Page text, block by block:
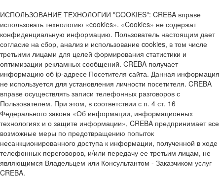
ИСПОЛЬЗОВАНИЕ ТЕХНОЛОГИИ "COOKIES": CREBA вправе
использовать технологию «cookies». «Cookies» не содержат
конфиденциальную информацию. Пользователь настоящим дает
согласие на сбор, анализ и использование cookies, в том числе
третьими лицами для целей формирования статистики и
оптимизации рекламных сообщений. CREBA получает
информацию об ip-адресе Посетителя сайта. Данная информация
не используется для установления личности посетителя. CREBA
вправе осуществлять записи телефонных разговоров с
Пользователем. При этом, в соответствии с п. 4 ст. 16
Федерального закона «Об информации, информационных
технологиях и о защите информации», CREBA предпринимает все
возможные меры по предотвращению попыток
несанкционированного доступа к информации, полученной в ходе
телефонных переговоров, и/или передачу ее третьим лицам, не
являющимся Владельцем или Консультантом - Заказчиком услуг
CREBA.